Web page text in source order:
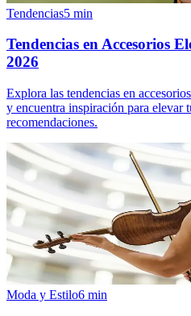
Tendencias5 min
Tendencias en Accesorios
2026
Explora las tendencias en
y encuentra inspiración para elevar
recomendaciones.
Moda y Estilo6 min